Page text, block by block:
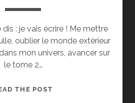
dis : je vais écrire ! Me mettre
oublier le monde extérieur
mon univers, avancer sur
le tome 2…
THE POST